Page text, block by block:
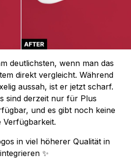
deutlichsten, wenn man das
direkt vergleicht. Während
aussah, ist er jetzt scharf.
sind derzeit nur für Plus
und es gibt noch keine
Verfügbarkeit.
in viel höherer Qualität in
✨